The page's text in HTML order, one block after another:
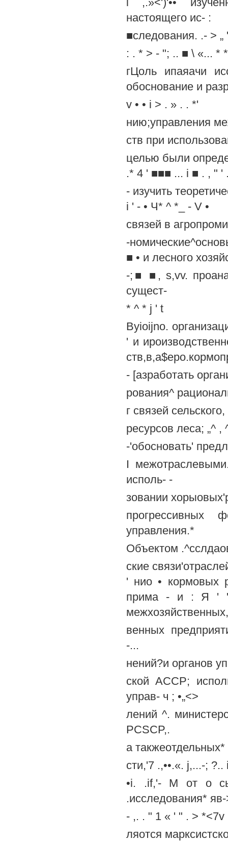
настоящего ис- :
■следования. .- > „
: . * > - "; .. ■ \ «... *
гЦоль ипаяачи
обоснование и
v • • i > . » . . *'
нию;управления
ств при
целью были
.* 4 ' ■■■ ... i ■ . , " '
- изучить
i ' - • Ч* ^ *_ - V •
связей в
-
■ • и лесного
-;■ ■, s,vv.
сущест-
* ^ * j ' t
Byioijno.
' и
- [азработать
рования^
г связей
ресурсов леса; „^
-'обосновать'
I
исполь- -
зовании
прогрессивных
управления.*
Объектом
ские
' нио • кормовых
прима - и : Я ' '
венных
-...
нений?и органов
ской АССР;
управ- ч ; •„<>
лений ^.
PCSCP,.
a
сти,'7 .,••.«. j,...-;
•i. .if,'- M от о
.исследования*
- ,. . " 1 « ' " . >
ляотся